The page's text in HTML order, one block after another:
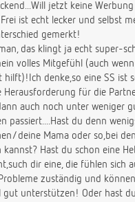
jetzt keine
Frei ist echt lecker und selbst
gemerkt!
das klingt ja echt super-
volles Mitgefühl (auch wenn
hilft)!Ich denke,so eine SS ist
Herausforderung für die
auch noch unter weniger
passiert....Hast du denn
deine Mama oder so,bei
kannst? Hast du schon eine
dir eine, die fühlen sich
zuständig und
gut unterstützen! Oder hast